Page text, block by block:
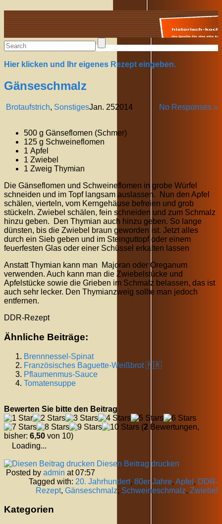
Alte Rezepte online
Hier klicken und Ihr eigenes Rezept eingeben.
Gänseschmalz
Brotaufstrich, Sonstiges No Responses »
Jan. 252014
500 g Gänseflomen (Schmer)
125 g Schweineflomen
1 Apfel
1 Zwiebel
1 Zweig Thymian
Die Gänseflomen und Schweineflomen in grobe Würfel
schneiden und im Topf langsam auslassen. Nun den Apfel
schälen, vierteln, vom Kerngehäuse befreien und grob
stückeln. Zwiebel schälen, fein schneiden und zum Schmalz
hinzu geben. Den Thymian auch hinzu geben. So lange
dünsten, bis die Zwiebel braun geworden ist. Jetzt alles
durch ein Sieb geben und im Steinguttopf oder einem
feuerfesten Glas oder einer Schüssel erkalten lassen
Anstatt Thymian kann man Majoran oder Oreganum
verwenden. Auch kann man die Zwiebelstücke und
Apfelstücke sowie die Grieben im Schmalz belassen, das ist
auch sehr lecker. Den Thymianzweig sollte man jedoch
entfernen.
DDR-Rezept
Ähnliche Beiträge:
Brennnessel-Spinat
Französisches Baguette-Weißbrot 🇫🇷
Pflaumenmus-Sauce
Tomatensuppe
Bewerten Sie bitte den Beitrag
(2 Bewertungen,
bisher: 6,50 von 10)
Loading...
Diesen Beitrag drucken
Posted by admin at 07:57
Tagged with: 20. Jahrhundert, 80er Jahre, Apfel , DDR-
Rezept, Gänseschmalz, Schweineschmalz, Zwiebel
Kategorien